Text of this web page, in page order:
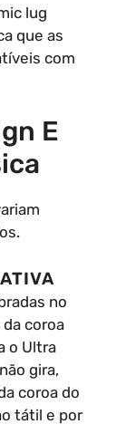
lug
que as
com
E
no
coroa
o Ultra
gira,
coroa do
tátil e por